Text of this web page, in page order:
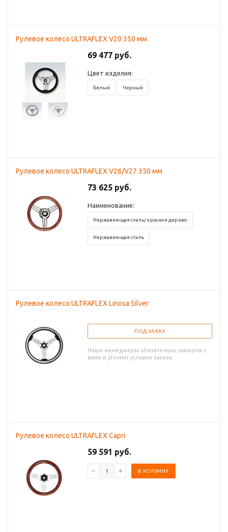
Рулевое колесо ULTRAFLEX V20 350 мм
69 477 руб.
Цвет изделия:
Белый Черный
Рулевое колесо ULTRAFLEX V26/V27 350 мм
73 625 руб.
Наименование:
Нержавеющая сталь/ красное дерево
Нержавеющая сталь
Рулевое колесо ULTRAFLEX Linosa Silver
ПОД ЗАКАЗ
Наши менеджеры обязательно свяжутся с
вами и уточнят условия заказа
Рулевое колесо ULTRAFLEX Capri
59 591 руб.
В КОРЗИНУ